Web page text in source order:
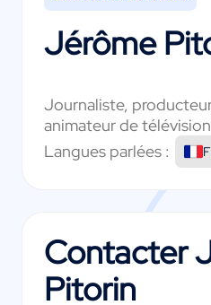
Jérôme
Journaliste,
animateur de
Langues parlées :
Contacter
Pitorin